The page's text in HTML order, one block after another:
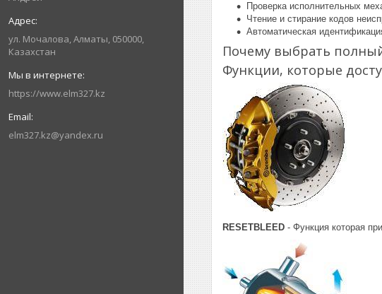
ул. Мочалова, Алматы, 050000,
Казахстан
https://www.elm327.kz
elm327.kz@yandex.ru
Проверка исполнительных
Чтение и стирание кодов
Автоматическая
Почему выбрать
Функции, которые
RESETBLEED - Функция которая